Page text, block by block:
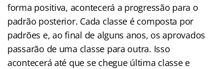
forma positiva, acontecerá a progressão para o
padrão posterior. Cada classe é composta por
padrões e, ao final de alguns anos, os aprovados
passarão de uma classe para outra. Isso
acontecerá até que se chegue última classe e